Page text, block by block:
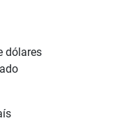
dólares